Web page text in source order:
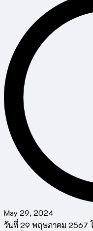
May 29, 2024
วันที่ 29 พฤษภาคม 2567